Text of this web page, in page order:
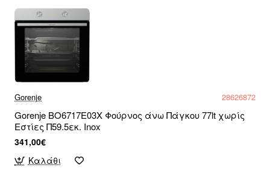
Gorenje 28626872
Gorenje BO6717E03X Φούρνος άνω Πάγκου 77lt χωρίς
Εστίες Π59.5εκ. Inox
341,00€
Καλάθι